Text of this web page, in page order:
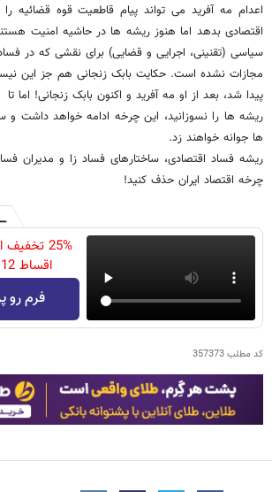
اعدام مه آفرید می تواند پیام قاطعیت قوه قضائیه
اقتصادی بدهد اما هنوز ریشه ها در حاشیه امنیت
سیاسی (تقنینی، اجرایی و قضایی) برای نقشی که در
مجازات نشده است. حکایت بابک زنجانی هم جز این
پیدا شد، بعد از او مه آفرید و اکنون بابک زنجانی! اما تا
ریشه ها را نسوزانید، این چرخه ادامه خواهد داشت و
ها جوانه خواهند زد.
ریشه فساد اقتصادی، ساختارهای فساد زا و مدیران
چرخه اقتصاد ایران حذف کنید!
25%
اقساط 12 ماهه ✅
فرم رو
کد مطلب357373